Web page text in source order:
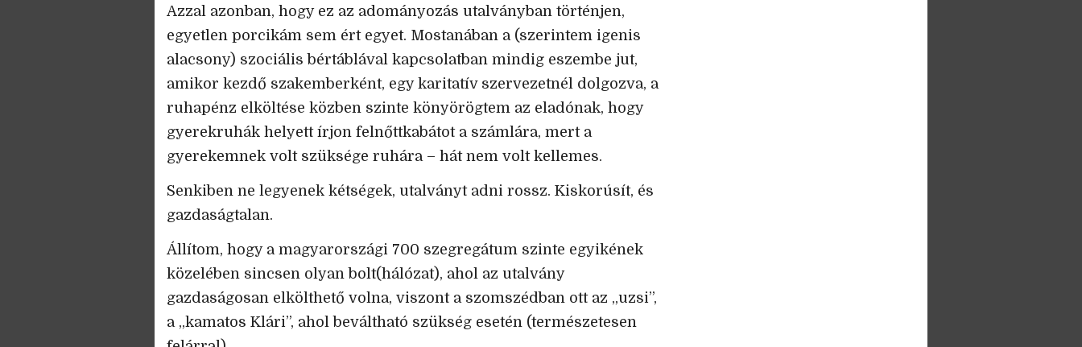
Azzal azonban, hogy ez az adományozás utalványban történjen,
egyetlen porcikám sem ért egyet. Mostanában a (szerintem igenis
alacsony) szociális bértáblával kapcsolatban mindig eszembe jut,
amikor kezdő szakemberként, egy karitatív szervezetnél dolgozva, a
ruhapénz elköltése közben szinte könyörögtem az eladónak, hogy
gyerekruhák helyett írjon felnőttkabátot a számlára, mert a
gyerekemnek volt szüksége ruhára – hát nem volt kellemes.
Senkiben ne legyenek kétségek, utalványt adni rossz. Kiskorúsít, és
gazdaságtalan.
Állítom, hogy a magyarországi 700 szegregátum szinte egyikének
közelében sincsen olyan bolt(hálózat), ahol az utalvány
gazdaságosan elkölthető volna, viszont a szomszédban ott az „uzsi”,
a „kamatos Klári”, ahol beváltható szükség esetén (természetesen